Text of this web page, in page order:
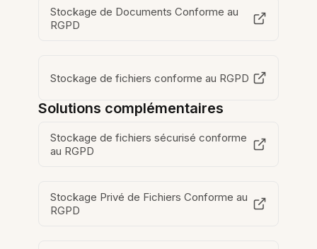
Stockage de Documents Conforme au
RGPD
Stockage de fichiers conforme au RGPD
Solutions complémentaires
Stockage de fichiers sécurisé conforme
au RGPD
Stockage Privé de Fichiers Conforme au
RGPD